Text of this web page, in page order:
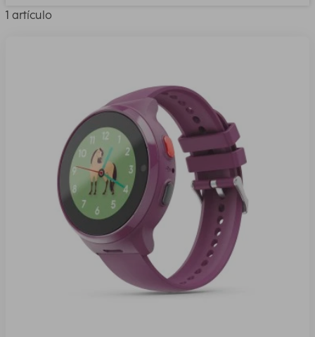
1 artículo